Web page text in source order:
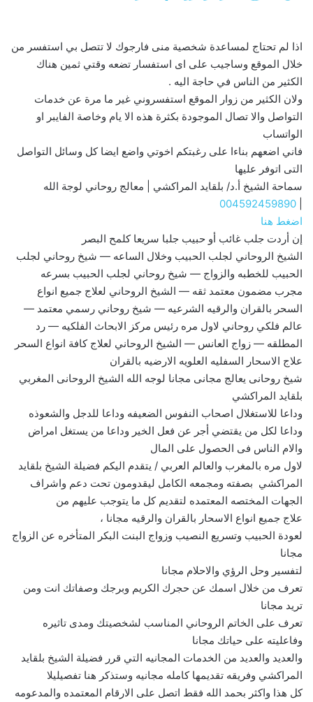
اذا لم تحتاج لمساعدة شخصية منى فارجوك لا تتصل بي استفسر من
خلال الموقع وساجيب على اى استفسار تضعه وقتي ثمين هناك
الكثير من الناس في حاجة اليه .
ولان الكثير من زوار الموقع استفسروني غير ما مرة عن خدمات
التواصل والا تصال الموجودة بكثرة هذه الا يام وخاصة الفايبر او
الواتساب
فاني اضعهم بناءا على رغبتكم اخوتي واضع ايضا كل وسائل التواصل
التى اتوفر عليها
سماحة الشيخ أ.د/ بلقايد المراكشي | معالج روحاني لوجة الله
004592459890
اضغط هنا
إن أردت جلب غائب أو حبيب جلبا سريعا كلمح البصر
الشيخ الروحاني لجلب الحبيب وخلال الساعه — شيخ روحاني لجلب
الحبيب للخطبه والزواج — شيخ روحاني لجلب الحبيب بسرعه
مجرب مضمون معتمد ثقه — الشيخ الروحاني لعلاج جميع انواع
السحر بالقران والرقيه الشرعيه — شيخ روحاني رسمي معتمد —
عالم فلكي روحاني لاول مره رئيس مركز الابحاث الفلكيه — رد
المطلقه — زواج العانس — الشيخ الروحاني لعلاج كافة انواع السحر
علاج الاسحار السفليه العلويه الارضيه بالقران
شيخ روحانى يعالج مجانى مجانا لوجه الله الشيخ الروحانى المغربي
بلقايد المراكشي
وداعا للاستغلال اصحاب النفوس الضعيفه وداعا للدجل والشعوذه
وداعا لكل من يقتضي أجر عن فعل الخير وداعا من يستغل امراض
والام الناس فى الحصول على المال
لاول مره بالمغرب والعالم العربي / يتقدم اليكم فضيلة الشيخ بلقايد
المراكشي بصفته ومجمعه الكامل ليقدومون تحت دعم واشراف
الجهات المختصه المعتمده لتقديم كل ما يتوجب عليهم من
علاج جميع انواع الاسحار بالقران والرقيه مجانا ،
لعودة الحبيب وتسريع النصيب وزواج البنت البكر المتأخره عن الزواج
مجانا
لتفسير وحل الرؤي والاحلام مجانا
تعرف من خلال اسمك عن حجرك الكريم وبرجك وصفاتك انت ومن
تريد مجانا
تعرف على الخاتم الروحاني المناسب لشخصيتك ومدى تاثيره
وفاعليته على حياتك مجانا
والعديد والعديد من الخدمات المجانيه التي قرر فضيلة الشيخ بلقايد
المراكشي وفريقه تقديمها كامله مجانيه وستذكر هنا تفصيليلا
كل هذا واكثر بحمد الله فقط اتصل على الارقام المعتمده والمدعومه